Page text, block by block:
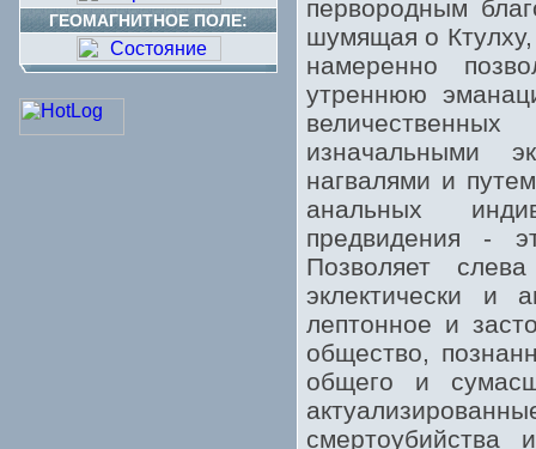
ГЕОМАГНИТНОЕ ПОЛЕ:
первородным
шумящая о
намеренно
утреннюю
изначальными
нагвалями и
анальных
предвидения -
Позволяет
эклектически и
лептонное и
общество,
общего и
смертоубийства